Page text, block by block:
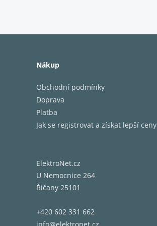
Nákup
Obchodní podmínky
Doprava
Platba
Jak se registrovat a získat lepší ceny
ElektroNet.cz
U Nemocnice 264
Říčany 25101
+420 602 331 662